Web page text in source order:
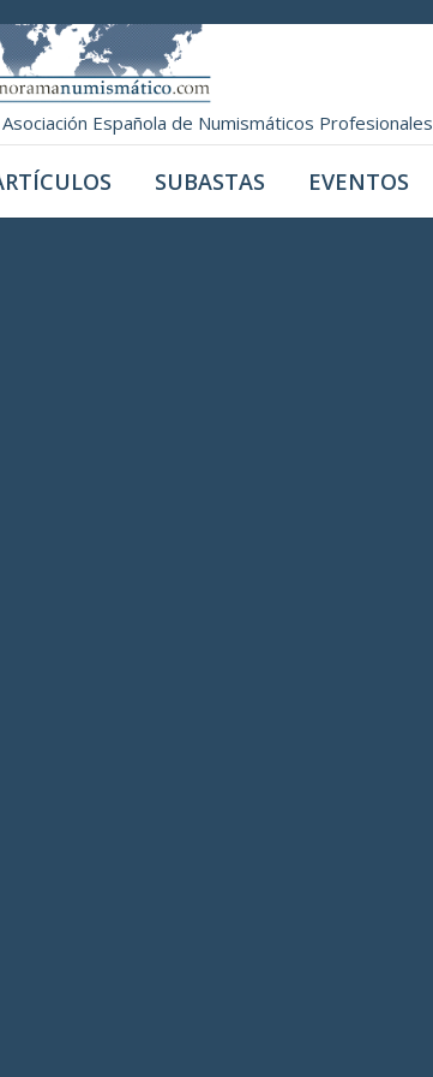
Española de Numismáticos Profesionales
SUBASTAS EVENTOS